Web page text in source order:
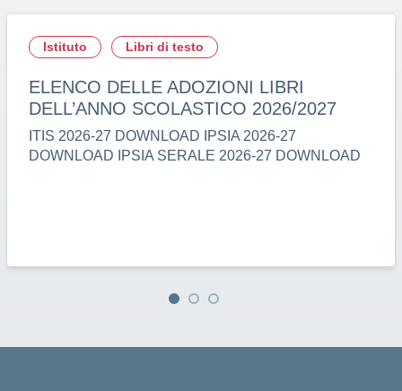
Istituto Libri di testo
ELENCO DELLE ADOZIONI LIBRI
DELL’ANNO SCOLASTICO 2026/2027
ITIS 2026-27 DOWNLOAD IPSIA 2026-27
DOWNLOAD IPSIA SERALE 2026-27 DOWNLOAD